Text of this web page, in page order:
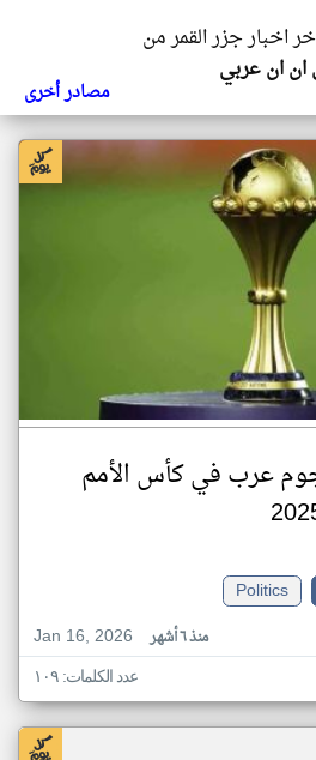
اخبار جزر القمر من
ان عربي
مصادر أخرى
7 نجوم عرب في كأس الأمم
Politics
Jan 16, 2026
منذ ٦ أشهر
عدد الكلمات: ١٠٩